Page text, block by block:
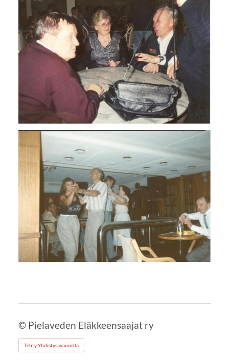
© Pielaveden Eläkkeensaajat ry
Tehty Yhdistysavaimella